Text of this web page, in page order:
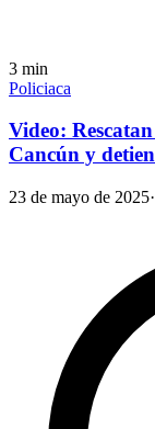
3 min
Policiaca
Video:
Cancún y
23 de mayo de 2025·